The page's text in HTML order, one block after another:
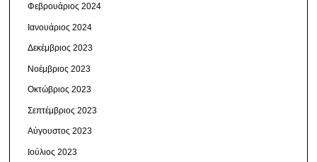
Φεβρουάριος 2024
Ιανουάριος 2024
Δεκέμβριος 2023
Νοέμβριος 2023
Οκτώβριος 2023
Σεπτέμβριος 2023
Αύγουστος 2023
Ιούλιος 2023